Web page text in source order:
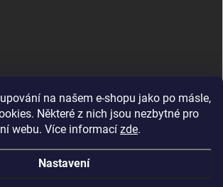
na našem e-shopu jako po másle,
Některé z nich jsou nezbytné pro
webu. Více informací zde.
Nastavení
MojRemienok.sk